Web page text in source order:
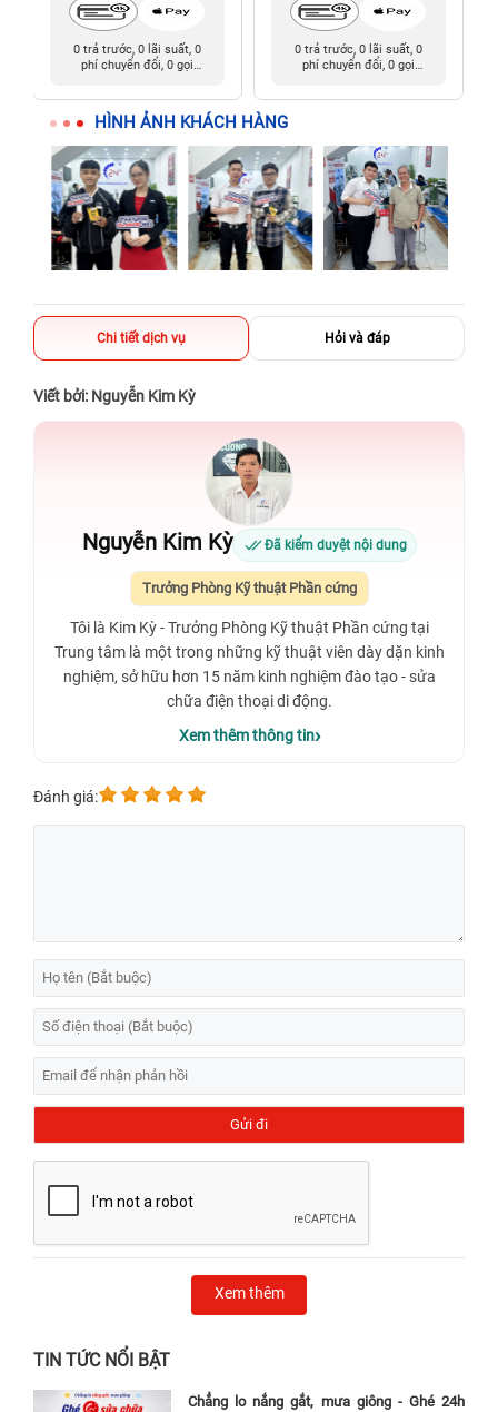
0 trả trước, 0 lãi suất, 0
phí chuyển đổi, 0 gọi
0 trả trước, 0 lãi suất, 0
phí chuyển đổi, 0 gọi
HÌNH ẢNH KHÁCH HÀNG
Chi tiết dịch vụ Hỏi và đáp
Viết bởi: Nguyễn Kim Kỳ
Nguyễn Kim Kỳ Đã kiểm duyệt nội dung
Trưởng Phòng Kỹ thuật Phần cứng
Tôi là Kim Kỳ - Trưởng Phòng Kỹ thuật Phần cứng tại
Trung tâm là một trong những kỹ thuật viên dày dặn kinh
nghiệm, sở hữu hơn 15 năm kinh nghiệm đào tạo - sửa
chữa điện thoại di động.
Xem thêm thông tin
Đánh giá:
Xem thêm
TIN TỨC NỔI BẬT
Chẳng lo nắng gắt, mưa giông - Ghé 24h